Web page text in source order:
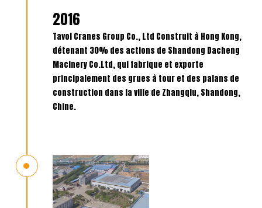
2016
Tavol Cranes Group Co., Ltd Construit à Hong Kong,
détenant 30% des actions de Shandong Dacheng
Macinery Co.Ltd, qui fabrique et exporte
principalement des grues à tour et des palans de
construction dans la ville de Zhangqiu, Shandong,
Chine.